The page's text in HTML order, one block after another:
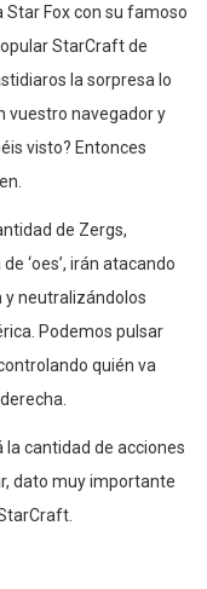
Star Fox con su famoso
StarCraft de
la sorpresa lo
vuestro navegador y
visto? Entonces
de Zergs,
‘oes’, irán atacando
y neutralizándolos
Podemos pulsar
quién va
cantidad de acciones
dato muy importante